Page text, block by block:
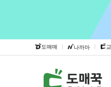
도매매 | 나까마 |